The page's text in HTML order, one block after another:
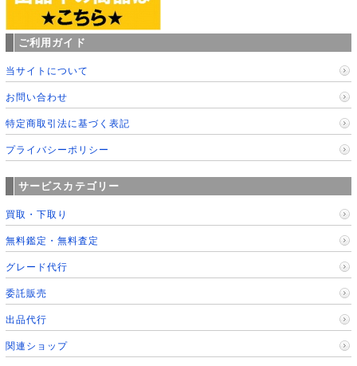
ご利用ガイド
当サイトについて
お問い合わせ
特定商取引法に基づく表記
プライバシーポリシー
サービスカテゴリー
買取・下取り
無料鑑定・無料査定
グレード代行
委託販売
出品代行
関連ショップ